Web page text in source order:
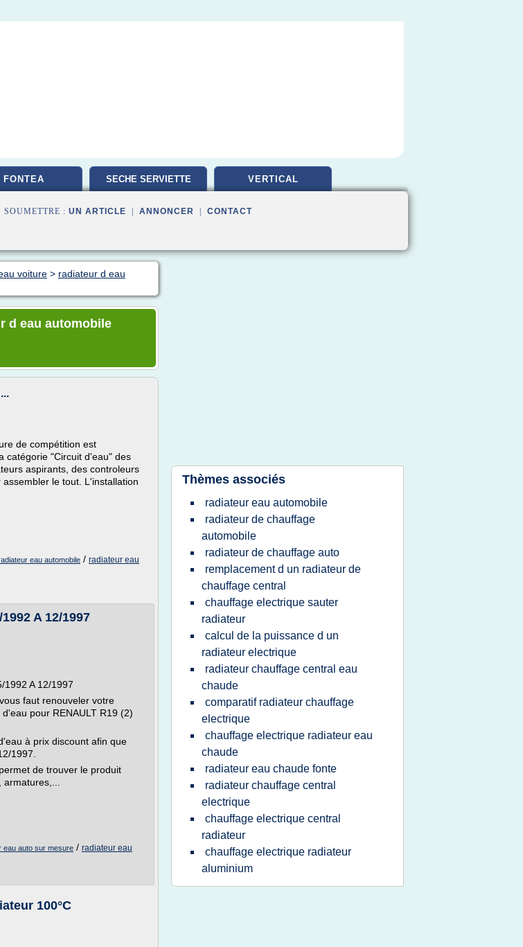
FONTEA SECHE SERVIETTE VERTICAL
: UN ARTICLE ANNONCER CONTACT
voiture > radiateur d eau
d eau automobile
de compétition est
catégorie "Circuit d'eau" des
aspirants, des controleurs
le tout. L'installation
eau automobile / radiateur eau
A 12/1997
1992 A 12/1997
faut renouveler votre
pour RENAULT R19 (2)
à prix discount afin que
1997.
de trouver le produit
eau auto sur mesure / radiateur eau
100°C
Thèmes associés
radiateur eau automobile
radiateur de chauffage
automobile
radiateur de chauffage auto
remplacement d un radiateur de
chauffage central
chauffage electrique sauter
radiateur
calcul de la puissance d un
radiateur electrique
radiateur chauffage central eau
chaude
comparatif radiateur chauffage
electrique
chauffage electrique radiateur eau
chaude
radiateur eau chaude fonte
radiateur chauffage central
electrique
chauffage electrique central
radiateur
chauffage electrique radiateur
aluminium